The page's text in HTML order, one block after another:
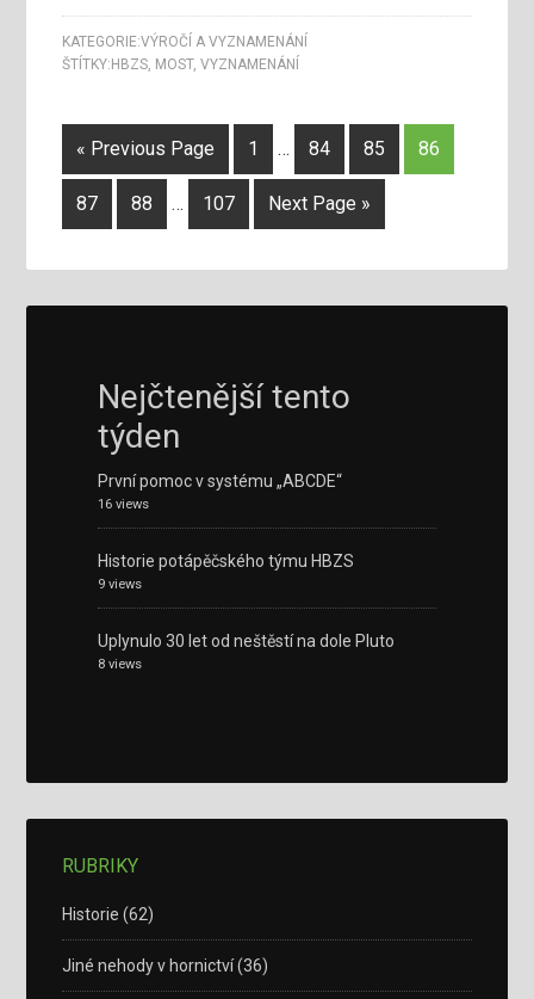
KATEGORIE:VÝROČÍ A VYZNAMENÁNÍ
ŠTÍTKY: HBZS, MOST,VYZNAMENÁNÍ
« Previous Page 1 … 84 85 86
87 88 … 107 Next Page »
Nejčtenější tento
týden
První pomoc v systému „ABCDE“
16 views
Historie potápěčského týmu HBZS
9 views
Uplynulo 30 let od neštěstí na dole Pluto
8 views
RUBRIKY
Historie (62)
Jiné nehody v hornictví(36)